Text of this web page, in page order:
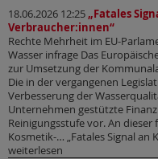
18.06.2026 12:25„Fatales
Verbraucher:innen“
Rechte Mehrheit im EU-
Wasser infrage Das
zur Umsetzung der
Die in der vergangenen
Verbesserung der
Unternehmen gestützte
Reinigungsstufe vor. An
Kosmetik-… „Fatales Signal
weiterlesen